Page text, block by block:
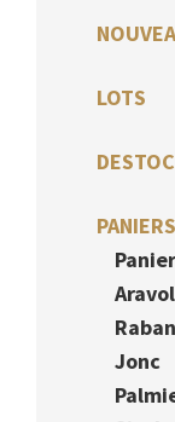
LOTS
PANIERS
Jonc